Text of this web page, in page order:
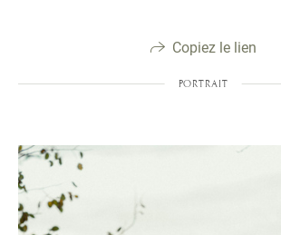
Copiez le lien
PORTRAIT